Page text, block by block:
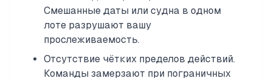
Смешанные даты или судна в одном
лоте разрушают вашу
прослеживаемость.
Отсутствие чётких пределов действий.
Команды замерзают при пограничных